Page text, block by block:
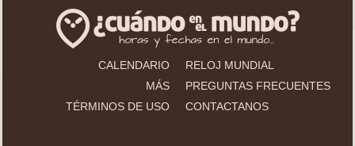
CALENDARIO
RELOJ MUNDIAL
MÁS
PREGUNTAS FRECUENTES
TÉRMINOS DE USO
CONTACTANOS